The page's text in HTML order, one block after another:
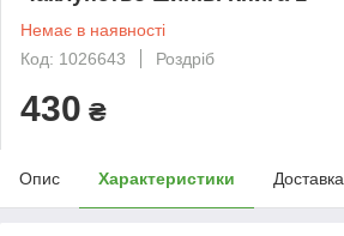
Немає в наявності
Код: 1026643
Роздріб
430 ₴
Опис Характеристики Доставка